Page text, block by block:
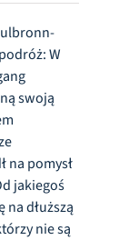
W
swoją
na pomysł
jakiegoś
dłuższą
nie są